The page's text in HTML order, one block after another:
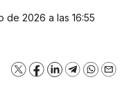
de 2026 a las 16:55
X Facebook
LinkedInTelegram